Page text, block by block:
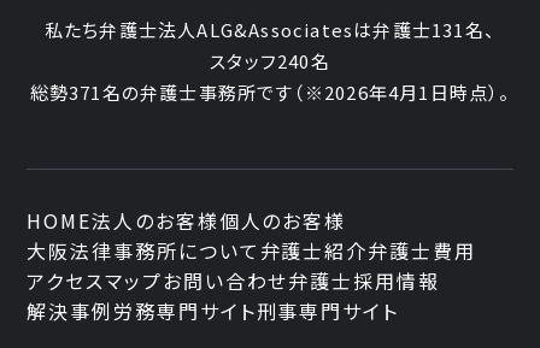
私たち弁護士法人ALG&Associatesは弁護士131名、
スタッフ240名
総勢371名の弁護士事務所です （※2026年4月1日時点）。
HOME法人のお客様個人のお客様
大阪法律事務所について 弁護士紹介弁護士費用
アクセスマップお問い合わせ弁護士採用情報
解決事例労務専門サイト刑事専門サイト